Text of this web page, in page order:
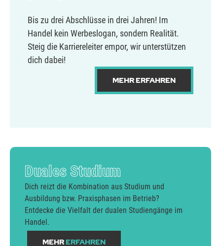
Bis zu drei Abschlüsse in drei Jahren! Im
Handel kein Werbeslogan, sondern Realität.
Steig die Karriereleiter empor, wir unterstützen
dich dabei!
MEHR ERFAHREN
Duales Studium
Dich reizt die Kombination aus Studium und
Ausbildung bzw. Praxisphasen im Betrieb?
Entdecke die Vielfalt der dualen Studiengänge im
Handel.
MEHR ERFAHREN